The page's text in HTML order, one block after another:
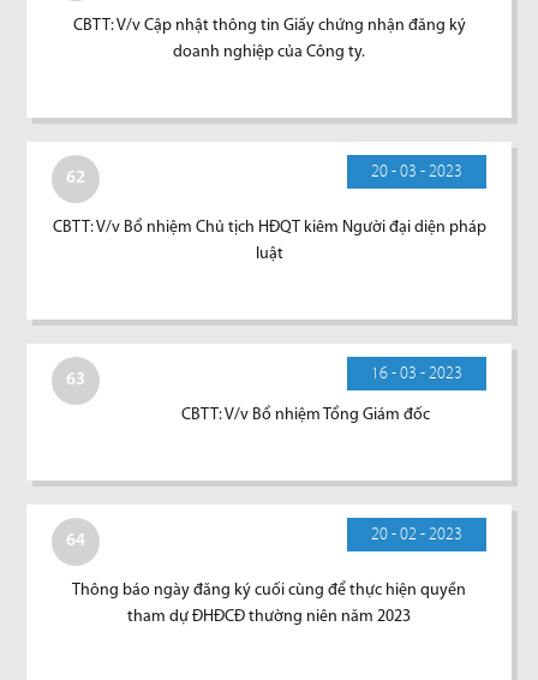
CBTT: V/v Cập nhật thông tin Giấy chứng nhận đăng ký
doanh nghiệp của Công ty.
62 20 - 03 - 2023
CBTT: V/v Bổ nhiệm Chủ tịch HĐQT kiêm Người đại diện pháp
luật
63 16 - 03 - 2023
CBTT: V/v Bổ nhiệm Tổng Giám đốc
64 20 - 02 - 2023
Thông báo ngày đăng ký cuối cùng để thực hiện quyền
tham dự ĐHĐCĐ thường niên năm 2023